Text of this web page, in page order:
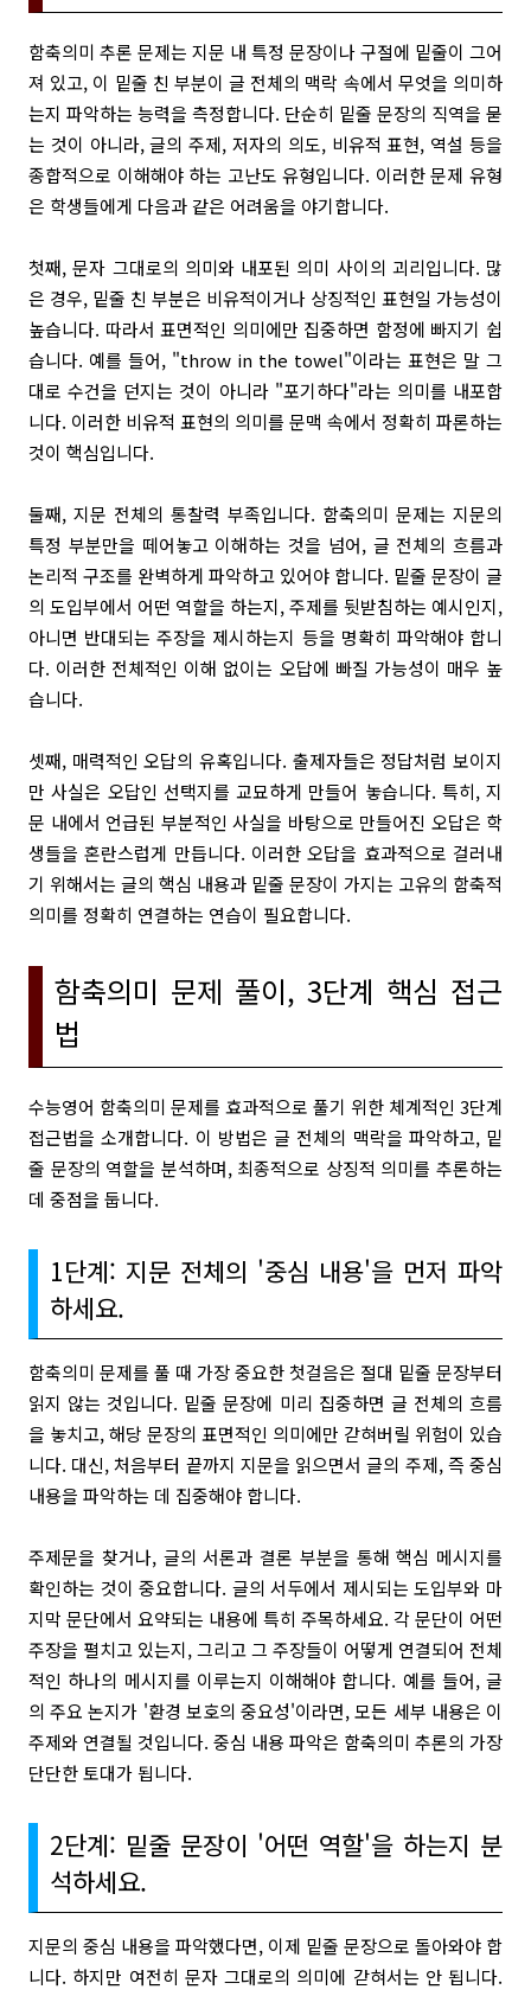
함축의미 추론 문제는 지문 내 특정 문장이나 구절에 밑줄이 그어
져 있고, 이 밑줄 친 부분이 글 전체의 맥락 속에서 무엇을 의미하
는지 파악하는 능력을 측정합니다. 단순히 밑줄 문장의 직역을 묻
는 것이 아니라, 글의 주제, 저자의 의도, 비유적 표현, 역설 등을
종합적으로 이해해야 하는 고난도 유형입니다. 이러한 문제 유형
은 학생들에게 다음과 같은 어려움을 야기합니다.
첫째, 문자 그대로의 의미와 내포된 의미 사이의 괴리입니다. 많
은 경우, 밑줄 친 부분은 비유적이거나 상징적인 표현일 가능성이
높습니다. 따라서 표면적인 의미에만 집중하면 함정에 빠지기 쉽
습니다. 예를 들어, "throw in the towel"이라는 표현은 말 그
대로 수건을 던지는 것이 아니라 "포기하다"라는 의미를 내포합
니다. 이러한 비유적 표현의 의미를 문맥 속에서 정확히 파론하는
것이 핵심입니다.
둘째, 지문 전체의 통찰력 부족입니다. 함축의미 문제는 지문의
특정 부분만을 떼어놓고 이해하는 것을 넘어, 글 전체의 흐름과
논리적 구조를 완벽하게 파악하고 있어야 합니다. 밑줄 문장이 글
의 도입부에서 어떤 역할을 하는지, 주제를 뒷받침하는 예시인지,
아니면 반대되는 주장을 제시하는지 등을 명확히 파악해야 합니
다. 이러한 전체적인 이해 없이는 오답에 빠질 가능성이 매우 높
습니다.
셋째, 매력적인 오답의 유혹입니다. 출제자들은 정답처럼 보이지
만 사실은 오답인 선택지를 교묘하게 만들어 놓습니다. 특히, 지
문 내에서 언급된 부분적인 사실을 바탕으로 만들어진 오답은 학
생들을 혼란스럽게 만듭니다. 이러한 오답을 효과적으로 걸러내
기 위해서는 글의 핵심 내용과 밑줄 문장이 가지는 고유의 함축적
의미를 정확히 연결하는 연습이 필요합니다.
함축의미 문제 풀이, 3단계 핵심 접근
법
수능영어 함축의미 문제를 효과적으로 풀기 위한 체계적인 3단계
접근법을 소개합니다. 이 방법은 글 전체의 맥락을 파악하고, 밑
줄 문장의 역할을 분석하며, 최종적으로 상징적 의미를 추론하는
데 중점을 둡니다.
1단계: 지문 전체의 '중심 내용'을 먼저 파악
하세요.
함축의미 문제를 풀 때 가장 중요한 첫걸음은 절대 밑줄 문장부터
읽지 않는 것입니다. 밑줄 문장에 미리 집중하면 글 전체의 흐름
을 놓치고, 해당 문장의 표면적인 의미에만 갇혀버릴 위험이 있습
니다. 대신, 처음부터 끝까지 지문을 읽으면서 글의 주제, 즉 중심
내용을 파악하는 데 집중해야 합니다.
주제문을 찾거나, 글의 서론과 결론 부분을 통해 핵심 메시지를
확인하는 것이 중요합니다. 글의 서두에서 제시되는 도입부와 마
지막 문단에서 요약되는 내용에 특히 주목하세요. 각 문단이 어떤
주장을 펼치고 있는지, 그리고 그 주장들이 어떻게 연결되어 전체
적인 하나의 메시지를 이루는지 이해해야 합니다. 예를 들어, 글
의 주요 논지가 '환경 보호의 중요성'이라면, 모든 세부 내용은 이
주제와 연결될 것입니다. 중심 내용 파악은 함축의미 추론의 가장
단단한 토대가 됩니다.
2단계: 밑줄 문장이 '어떤 역할'을 하는지 분
석하세요.
지문의 중심 내용을 파악했다면, 이제 밑줄 문장으로 돌아와야 합
니다. 하지만 여전히 문자 그대로의 의미에 갇혀서는 안 됩니다.